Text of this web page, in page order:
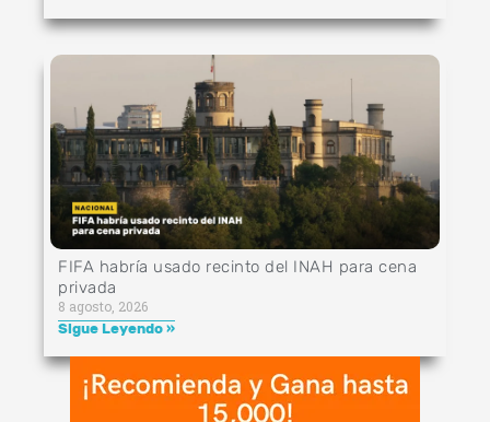
FIFA habría usado recinto del INAH para cena
privada
8 agosto, 2026
Sigue Leyendo »